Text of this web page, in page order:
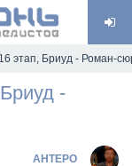
этап, Бриуд - Роман-
-
AHTEPO